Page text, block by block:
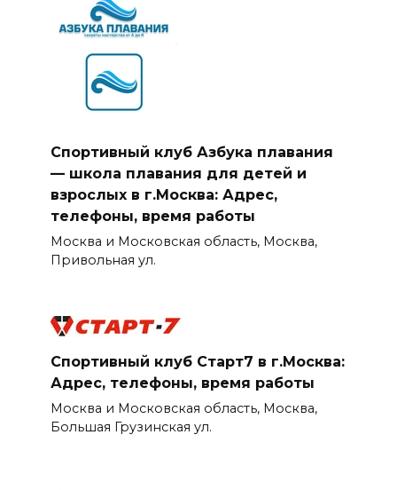
Спортивный клуб Азбука плавания
— школа плавания для детей и
взрослых в г.Москва: Адрес,
телефоны, время работы
Москва и Московская область, Москва,
Привольная ул.
Спортивный клуб Старт7 в г.Москва:
Адрес, телефоны, время работы
Москва и Московская область, Москва,
Большая Грузинская ул.